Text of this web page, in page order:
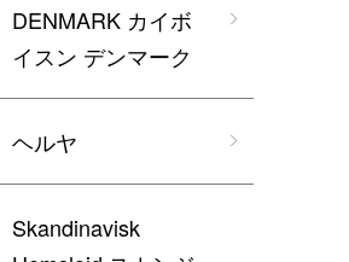
DENMARK カイボ
イスン デンマーク
ヘルヤ
Skandinavisk